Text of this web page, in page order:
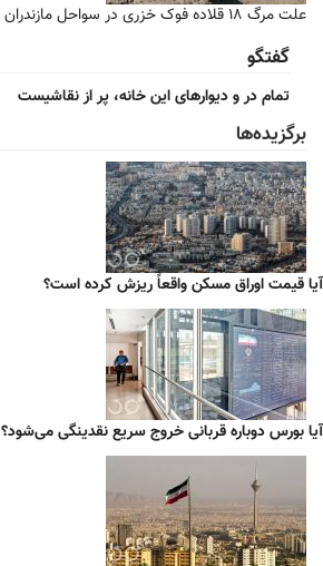
علت مرگ ۱۸ قلاده فوک خزری در سواحل مازندران چه بود؟
گفتگو
تمام در و دیوارهای این خانه، پر از نقاشیست
برگزیده‌ها
آیا قیمت اوراق مسکن واقعاً ریزش کرده است؟
آیا بورس دوباره قربانی خروج سریع نقدینگی می‌شود؟